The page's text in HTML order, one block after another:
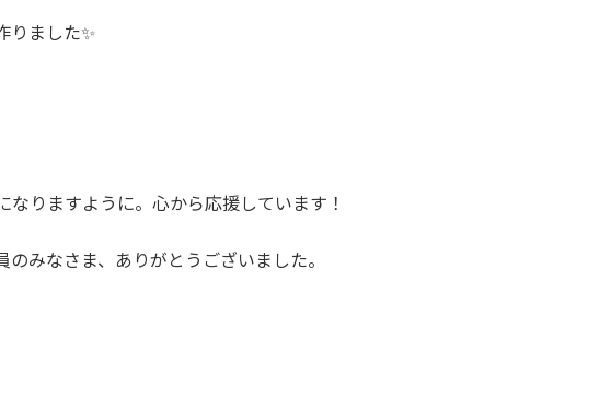
りました✨
りますように。心から応援しています！
みなさま、ありがとうございました。